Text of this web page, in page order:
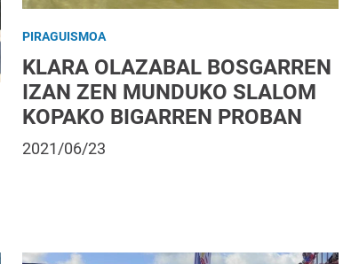
PIRAGUISMOA
KLARA OLAZABAL BOSGARREN
IZAN ZEN MUNDUKO SLALOM
KOPAKO BIGARREN PROBAN
2021/06/23